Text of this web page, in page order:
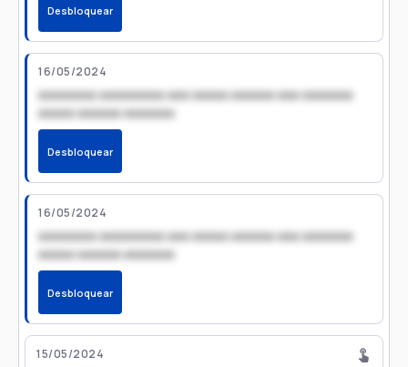
Desbloquear
16/05/2024
xxxxxxxx xxxxxxxxx xxx xxxxx xxxxxx xxx xxxxxxx
xxxxx xxxxxx xxxxxxx
Desbloquear
16/05/2024
xxxxxxxx xxxxxxxxx xxx xxxxx xxxxxx xxx xxxxxxx
xxxxx xxxxxx xxxxxxx
Desbloquear
15/05/2024